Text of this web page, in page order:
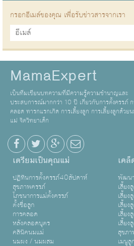
กรอกอีเมล์ของคุณ เพื่อรับข่าวสารจากเรา
MamaExpert
เป็นทีมเขียนบทความที่มีความรู้ความชำนาญและ
ประสบการณ์มากกว่า 10 ปี เกี่ยวกับการตั้งครรภ์ ก
คลอด ทารกแรกเกิด การเลี้ยงลูก การเลี้ยงลูกด้วย
แม่ จิตวิทยาเด็ก
เตรียมเป็นคุณแม่
ปฏิทินการตั้งครรภ์40สัปดาห์
สุขภาพครรภ์
โภชนาการแม่ตั้งครรภ์
ตั้งชื่อลูก
การคลอด
หลังคลอดบุตร
คลินิคนมแม่
นมผง / นมผสม
เค
พัฒน
เลี้ยง
เลี้ยง
เลี้ย
เลี้ยง
เลี้ยง
สุขภ
เมนูลู